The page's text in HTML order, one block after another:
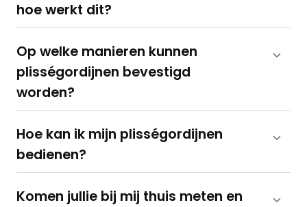
hoe werkt dit?
Op welke manieren kunnen
plisségordijnen bevestigd
worden?
Hoe kan ik mijn plisségordijnen
bedienen?
Komen jullie bij mij thuis meten en